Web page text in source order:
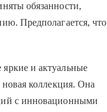
обязанности,
Предполагается, что
и актуальные
коллекция. Она
с инновационными